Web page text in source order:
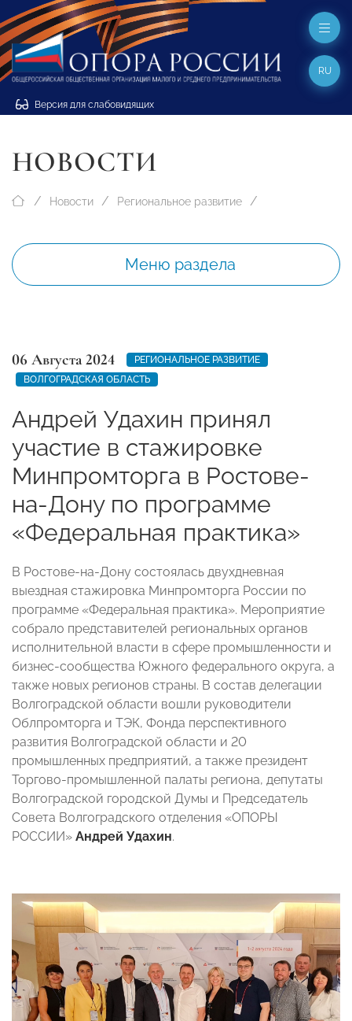
Версия для слабовидящих
RU
НОВОСТИ
Новости Региональное развитие
Меню раздела
06 Августа 2024
РЕГИОНАЛЬНОЕ РАЗВИТИЕ
ВОЛГОГРАДСКАЯ ОБЛАСТЬ
Андрей Удахин принял
участие в стажировке
Минпромторга в Ростове-
на-Дону по программе
«Федеральная практика»
В Ростове-на-Дону состоялась двухдневная
выездная стажировка Минпромторга России по
программе «Федеральная практика». Мероприятие
собрало представителей региональных органов
исполнительной власти в сфере промышленности и
бизнес-сообщества Южного федерального округа, а
также новых регионов страны. В состав делегации
Волгоградской области вошли руководители
Облпромторга и ТЭК, Фонда перспективного
развития Волгоградской области и 20
промышленных предприятий, а также президент
Торгово-промышленной палаты региона, депутаты
Волгоградской городской Думы и Председатель
Совета Волгоградского отделения «ОПОРЫ
РОССИИ» Андрей Удахин.